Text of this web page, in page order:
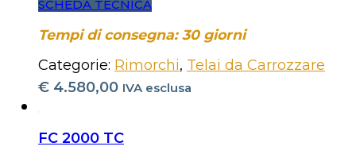
SCHEDA TECNICA
Tempi di consegna: 30 giorni
Categorie: Rimorchi, Telai da Carrozzare
€ 4.580,00 IVA esclusa
FC 2000 TC